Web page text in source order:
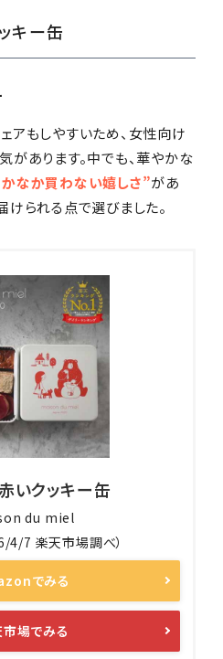
キー缶
アもしやすいため、女性向け
があります。中でも、華やかな
なか買わない嬉しさ”があ
けられる点で選びました。
いクッキー缶
du miel
4/7 楽天市場調べ）
でみる
場でみる